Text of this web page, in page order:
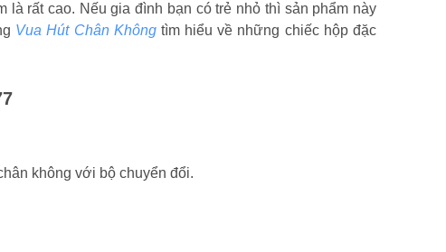
rất cao. Nếu gia đình bạn có trẻ nhỏ thì sản phẩm này
Vua Hút Chân Khôngtìm hiểu về những chiếc hộp đặc
không với bộ chuyển đổi.